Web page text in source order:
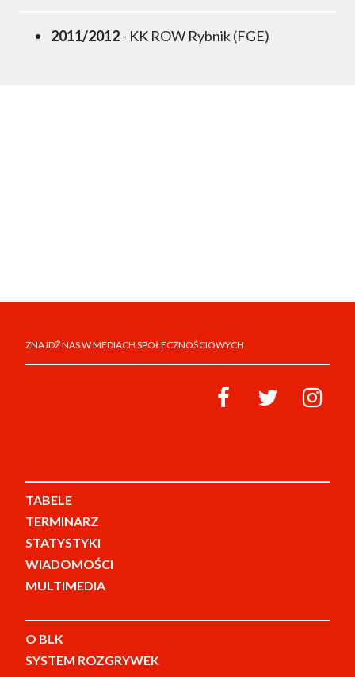
2011/2012- KK ROW Rybnik (FGE)
ZNAJDŹ NAS W MEDIACH SPOŁECZNOŚCIOWYCH
TABELE
TERMINARZ
STATYSTYKI
WIADOMOŚCI
MULTIMEDIA
O BLK
SYSTEM ROZGRYWEK